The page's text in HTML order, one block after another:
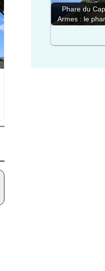
Phare du
Armes : le